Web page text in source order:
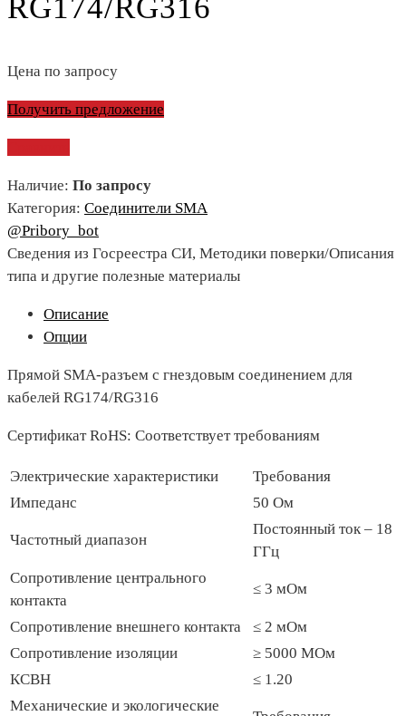
RG174/RG316
Цена по запросу
Получить предложение
Наличие: По запросу
Категория: Соединители SMA
@Pribory_bot
Сведения из Госреестра СИ, Методики поверки/Описания
типа и другие полезные материалы
Описание
Опции
Прямой SMA-разъем с гнездовым соединением для
кабелей RG174/RG316
Сертификат RoHS: Соответствует требованиям
Электрические характеристики
Требования
Импеданс
50 Ом
Частотный диапазон
Постоянный ток – 18
ГГц
Сопротивление центрального
контакта
≤ 3 мОм
Сопротивление внешнего контакта
≤ 2 мОм
Сопротивление изоляции
≥ 5000 МОм
КСВН
≤ 1.20
Механические и экологические